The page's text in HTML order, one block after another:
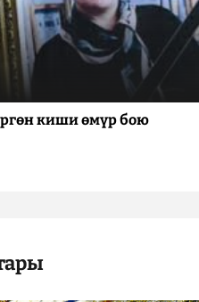
киши өмүр бою